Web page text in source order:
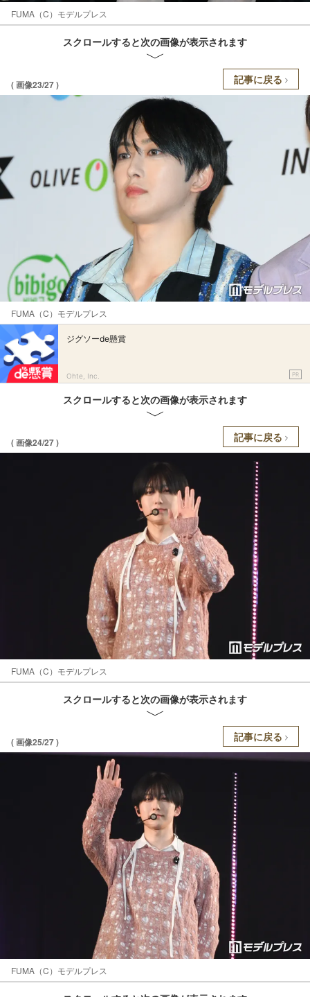
FUMA（C）モデルプレス
スクロールすると次の画像が表示されます
( 画像23/27 ) 記事に戻る
FUMA（C）モデルプレス
ジグソーde懸賞
Ohte, Inc. PR
スクロールすると次の画像が表示されます
( 画像24/27 ) 記事に戻る
FUMA（C）モデルプレス
スクロールすると次の画像が表示されます
( 画像25/27 ) 記事に戻る
FUMA（C）モデルプレス